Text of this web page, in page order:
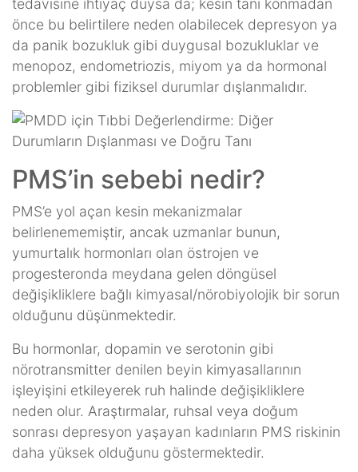
tedavisine ihtiyaç duysa da; kesin tanı konmadan
önce bu belirtilere neden olabilecek depresyon ya
da panik bozukluk gibi duygusal bozukluklar ve
menopoz, endometriozis, miyom ya da hormonal
problemler gibi fiziksel durumlar dışlanmalıdır.
PMS’in sebebi nedir?
PMS’e yol açan kesin mekanizmalar
belirlenememiştir, ancak uzmanlar bunun,
yumurtalık hormonları olan östrojen ve
progesteronda meydana gelen döngüsel
değişikliklere bağlı kimyasal/nörobiyolojik bir sorun
olduğunu düşünmektedir.
Bu hormonlar, dopamin ve serotonin gibi
nörotransmitter denilen beyin kimyasallarının
işleyişini etkileyerek ruh halinde değişikliklere
neden olur. Araştırmalar, ruhsal veya doğum
sonrası depresyon yaşayan kadınların PMS riskinin
daha yüksek olduğunu göstermektedir.